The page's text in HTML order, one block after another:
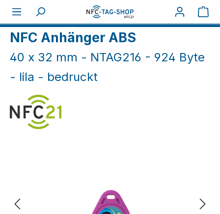
Zum Hauptinhalt springen
NFC Anhänger ABS
40 x 32 mm - NTAG216 - 924 Byte
- lila - bedruckt